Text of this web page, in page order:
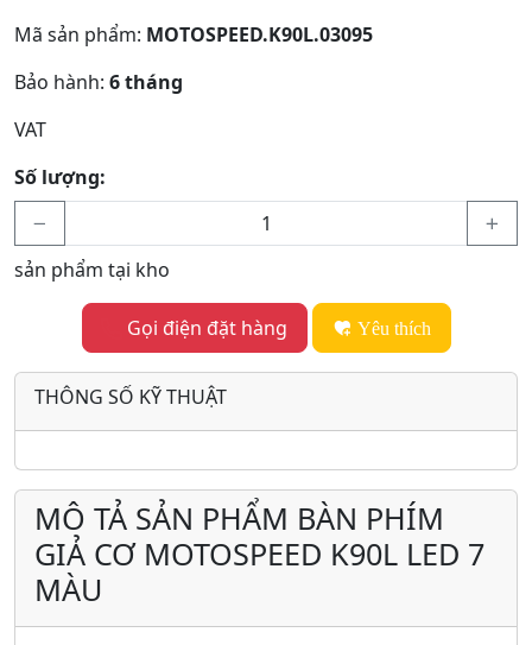
Mã sản phẩm: MOTOSPEED.K90L.03095
Bảo hành: 6 tháng
VAT
Số lượng:
sản phẩm tại kho
Gọi điện đặt hàng Yêu thích
THÔNG SỐ KỸ THUẬT
MÔ TẢ SẢN PHẨM BÀN PHÍM
GIẢ CƠ MOTOSPEED K90L LED 7
MÀU